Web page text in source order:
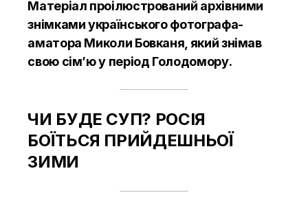
Матеріал проілюстрований архівними
знімками українського фотографа-
аматора Миколи Бовканя, який знімав
свою сім’ю у період Голодомору.
ЧИ БУДЕ СУП? РОСІЯ
БОЇТЬСЯ ПРИЙДЕШНЬОЇ
ЗИМИ